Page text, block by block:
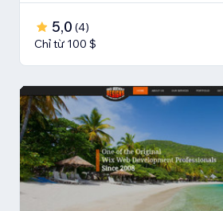
5,0 (4)
Chỉ từ 100 $